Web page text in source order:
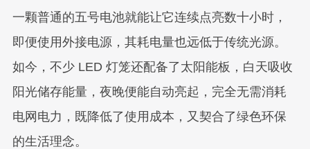
一颗普通的五号电池就能让它连续点亮数十小时，
即便使用外接电源，其耗电量也远低于传统光源。
如今，不少 LED 灯笼还配备了太阳能板，白天吸收
阳光储存能量，夜晚便能自动亮起，完全无需消耗
电网电力，既降低了使用成本，又契合了绿色环保
的生活理念。